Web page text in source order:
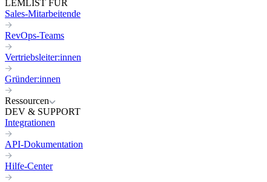
LEMLIST FÜR
Sales-Mitarbeitende
RevOps-Teams
Vertriebsleiter:innen
Gründer:innen
Ressourcen
DEV & SUPPORT
Integrationen
API-Dokumentation
Hilfe-Center